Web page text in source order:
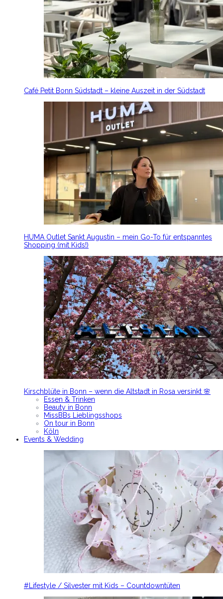
Café Petit Bonn Südstadt – kleine Auszeit in der Südstadt
HUMA Outlet Sankt Augustin – mein Go-To für entspanntes
Shopping (mit Kids!)
Kirschblüte in Bonn – wenn die Altstadt in Rosa versinkt 🌸
Essen & Trinken
Beauty in Bonn
MissBBs Lieblingsshops
On tour in Bonn
Köln
Events & Wedding
#Lifestyle / Silvester mit Kids – Countdowntüten